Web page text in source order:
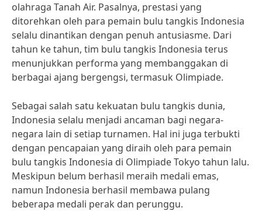
olahraga Tanah Air. Pasalnya, prestasi yang
ditorehkan oleh para pemain bulu tangkis Indonesia
selalu dinantikan dengan penuh antusiasme. Dari
tahun ke tahun, tim bulu tangkis Indonesia terus
menunjukkan performa yang membanggakan di
berbagai ajang bergengsi, termasuk Olimpiade.
Sebagai salah satu kekuatan bulu tangkis dunia,
Indonesia selalu menjadi ancaman bagi negara-
negara lain di setiap turnamen. Hal ini juga terbukti
dengan pencapaian yang diraih oleh para pemain
bulu tangkis Indonesia di Olimpiade Tokyo tahun lalu.
Meskipun belum berhasil meraih medali emas,
namun Indonesia berhasil membawa pulang
beberapa medali perak dan perunggu.